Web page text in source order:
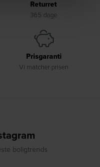
Returret
365 dage
Prisgaranti
Vi matcher prisen
boligtrends